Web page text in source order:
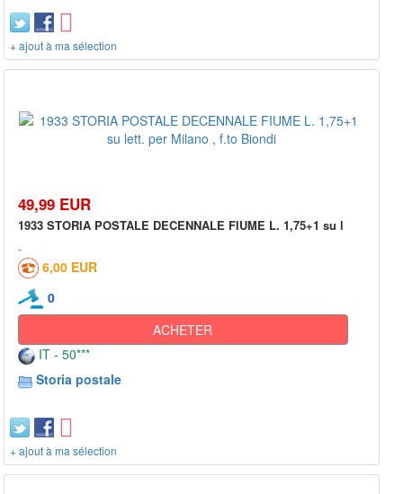
+ ajout à ma sélection
49,99 EUR
1933 STORIA POSTALE DECENNALE FIUME L. 1,75+1 su l
6,00 EUR
0
ACHETER
IT - 50***
Storia postale
+ ajout à ma sélection